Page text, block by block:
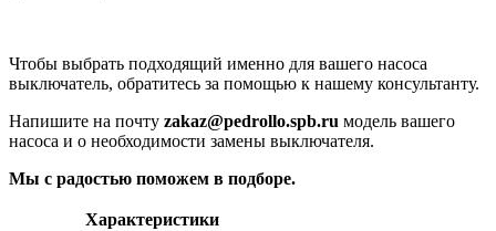
Чтобы выбрать подходящий именно для вашего насоса
выключатель, обратитесь за помощью к нашему консультанту.
Напишите на почту zakaz@pedrollo.spb.ru модель вашего
насоса и о необходимости замены выключателя.
Мы с радостью поможем в подборе.
Характеристики